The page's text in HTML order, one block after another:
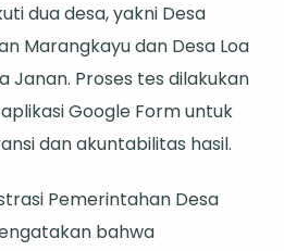
Online
untuk
Transparansi
dua desa, yakni Desa
Marangkayu dan Desa Loa
Janan. Proses tes dilakukan
Google Form untuk
dan akuntabilitas hasil.
Pemerintahan Desa
bahwa